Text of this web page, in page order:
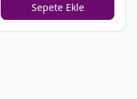
Sepete Ekle